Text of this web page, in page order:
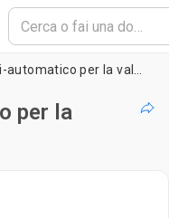
per la